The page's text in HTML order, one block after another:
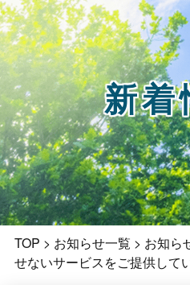
新着
TOP > お知らせ一覧 > お知ら
せないサービスをご提供して